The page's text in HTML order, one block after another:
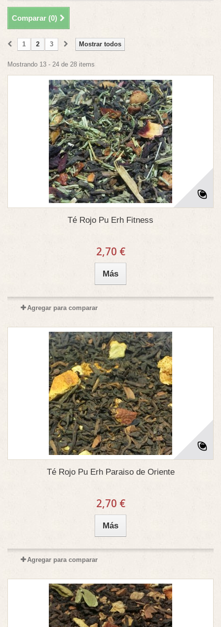
Comparar (0)
Mostrar todos
1 2 3
Mostrando 13 - 24 de 28 items
Té Rojo Pu Erh Fitness
2,70 €
Más
Agregar para comparar
Té Rojo Pu Erh Paraiso de Oriente
2,70 €
Más
Agregar para comparar